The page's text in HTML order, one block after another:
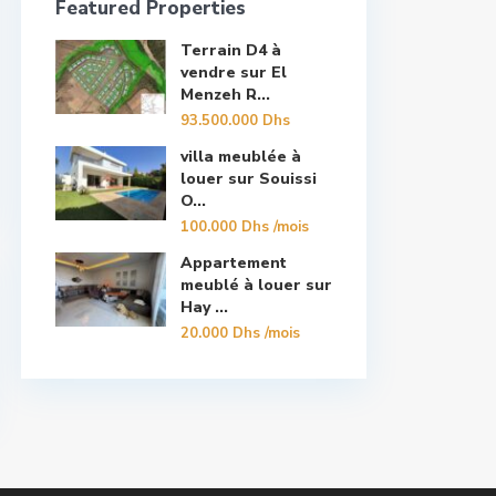
Featured Properties
Terrain D4 à
vendre sur El
Menzeh R...
93.500.000 Dhs
villa meublée à
louer sur Souissi
O...
100.000 Dhs/mois
Appartement
meublé à louer sur
Hay ...
20.000 Dhs/mois